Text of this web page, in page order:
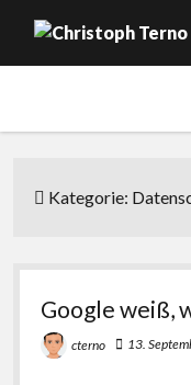
Religion
Über …
Kategorie:
Google weiß,
cterno 13.